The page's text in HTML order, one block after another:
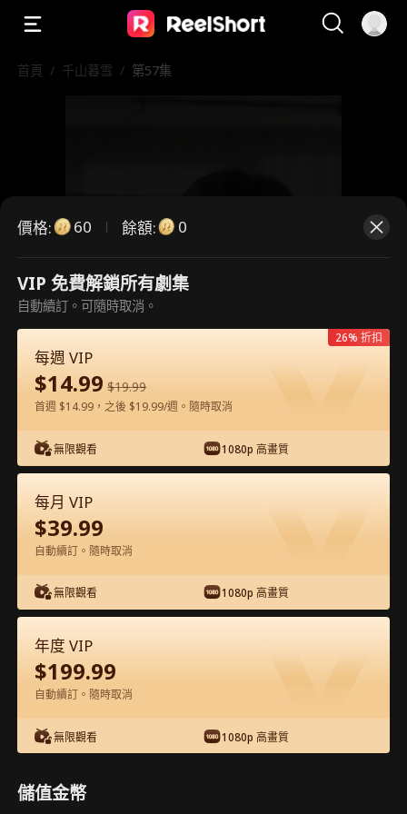
首頁 / 千山暮雪 / 第57集
這是付費劇集。請解鎖後觀看。
在APP內免費看
第57集 - 千山暮雪 完整影片
1-50 51-80
57 60
價格: 60 餘額: 0
VIP 免費解鎖所有劇集
自動續訂。可隨時取消。
每週 VIP
$14.99 $19.99
首週 $14.99，之後 $19.99/週。隨時取消
無限觀看 1080p 高畫質
26% 折扣
每月 VIP
$39.99
自動續訂。隨時取消
無限觀看 1080p 高畫質
年度 VIP
$199.99
自動續訂。隨時取消
無限觀看 1080p 高畫質
儲值金幣